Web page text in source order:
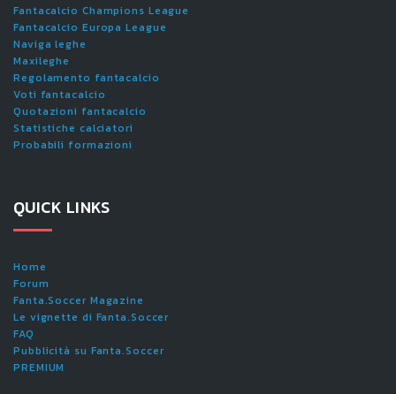
Fantacalcio Champions League
Fantacalcio Europa League
Naviga leghe
Maxileghe
Regolamento fantacalcio
Voti fantacalcio
Quotazioni fantacalcio
Statistiche calciatori
Probabili formazioni
QUICK LINKS
Home
Forum
Fanta.Soccer Magazine
Le vignette di Fanta.Soccer
FAQ
Pubblicità su Fanta.Soccer
PREMIUM